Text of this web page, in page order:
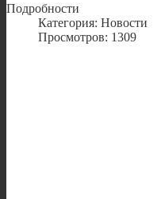
Подробности
Категория: Новости
Просмотров: 1309